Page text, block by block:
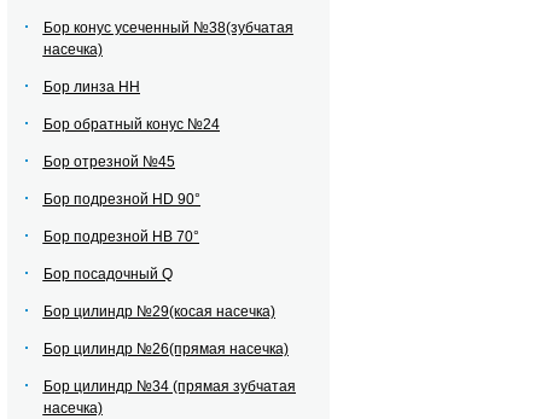
Бор конус усеченный №38(зубчатая
насечка)
Бор линза НН
Бор обратный конус №24
Бор отрезной №45
Бор подрезной HD 90°
Бор подрезной HВ 70°
Бор посадочный Q
Бор цилиндр №29(косая насечка)
Бор цилиндр №26(прямая насечка)
Бор цилиндр №34 (прямая зубчатая
насечка)